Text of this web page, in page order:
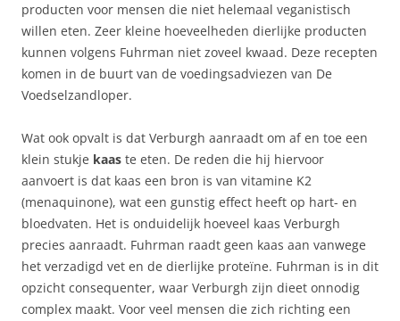
producten voor mensen die niet helemaal veganistisch
willen eten. Zeer kleine hoeveelheden dierlijke producten
kunnen volgens Fuhrman niet zoveel kwaad. Deze recepten
komen in de buurt van de voedingsadviezen van De
Voedselzandloper.
Wat ook opvalt is dat Verburgh aanraadt om af en toe een
klein stukje kaas te eten. De reden die hij hiervoor
aanvoert is dat kaas een bron is van vitamine K2
(menaquinone), wat een gunstig effect heeft op hart- en
bloedvaten. Het is onduidelijk hoeveel kaas Verburgh
precies aanraadt. Fuhrman raadt geen kaas aan vanwege
het verzadigd vet en de dierlijke proteïne. Fuhrman is in dit
opzicht consequenter, waar Verburgh zijn dieet onnodig
complex maakt. Voor veel mensen die zich richting een